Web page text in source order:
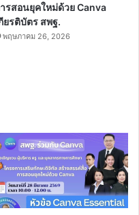
รสอนยุคใหม่ด้วย Canva
ยรติบัตร สพฐ.
พฤษภาคม 26, 2026